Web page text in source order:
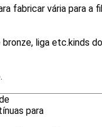
fabricar vária para a
liga etc.kinds
para